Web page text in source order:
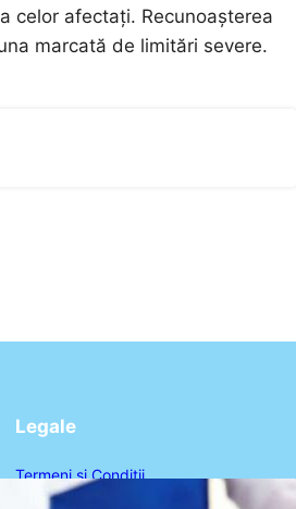
celor afectați. Recunoașterea
marcată de limitări severe.
Legale
Termeni și Condiții